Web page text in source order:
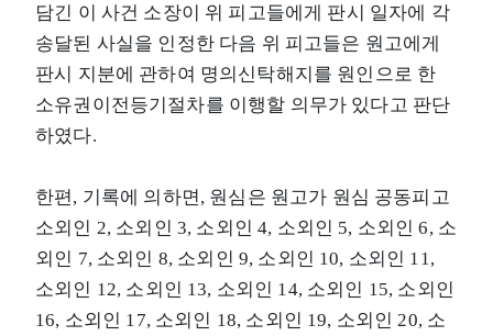
담긴 이 사건 소장이 위 피고들에게 판시 일자에 각
송달된 사실을 인정한 다음 위 피고들은 원고에게
판시 지분에 관하여 명의신탁해지를 원인으로 한
소유권이전등기절차를 이행할 의무가 있다고 판단
하였다.
한편, 기록에 의하면, 원심은 원고가 원심 공동피고
소외인 2, 소외인 3, 소외인 4, 소외인 5, 소외인 6, 소
외인 7, 소외인 8, 소외인 9, 소외인 10, 소외인 11,
소외인 12, 소외인 13, 소외인 14, 소외인 15, 소외인
16, 소외인 17, 소외인 18, 소외인 19, 소외인 20, 소